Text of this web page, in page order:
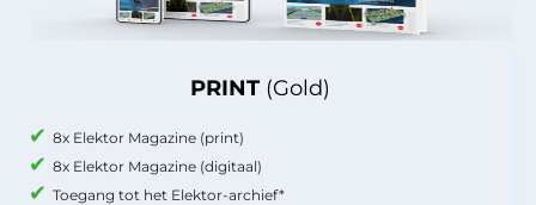
PRINT (Gold)
8x Elektor Magazine (print)
8x Elektor Magazine (digitaal)
Toegang tot het Elektor-archief*